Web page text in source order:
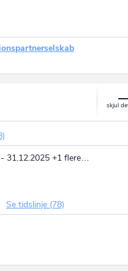
31.12.2025 +1 flere…
Se tidslinje (78)